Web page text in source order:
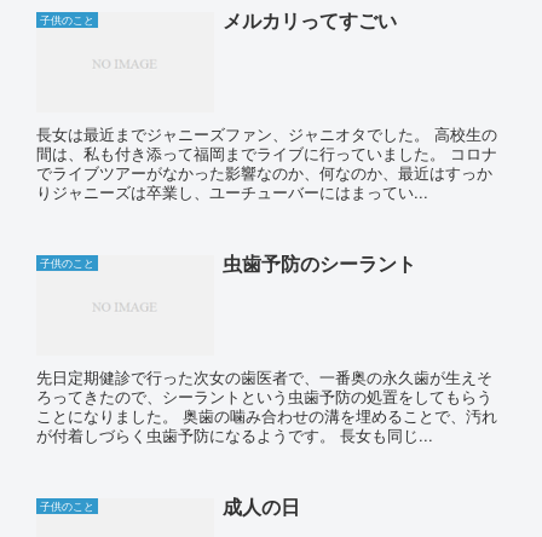
子供のこと メルカリってすごい
長女は最近までジャニーズファン、ジャニオタでした。 高校生の
間は、私も付き添って福岡までライブに行っていました。 コロナ
でライブツアーがなかった影響なのか、何なのか、最近はすっか
りジャニーズは卒業し、ユーチューバーにはまってい...
子供のこと 虫歯予防のシーラント
先日定期健診で行った次女の歯医者で、一番奥の永久歯が生えそ
ろってきたので、シーラントという虫歯予防の処置をしてもらう
ことになりました。 奥歯の噛み合わせの溝を埋めることで、汚れ
が付着しづらく虫歯予防になるようです。 長女も同じ...
子供のこと 成人の日